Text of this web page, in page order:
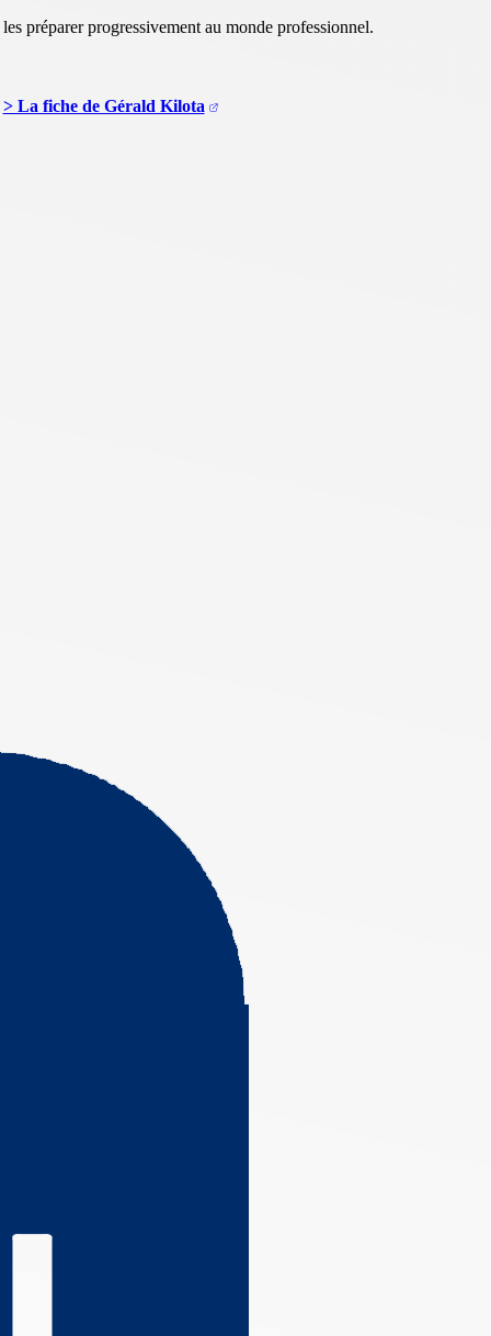
préparer progressivement au monde professionnel.
> La fiche de Gérald Kilota